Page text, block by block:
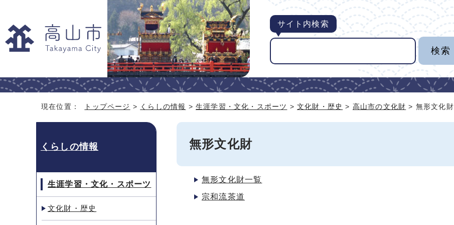
サイト内検索
現在位置： トップページ > くらしの情報 >生涯学習・文化・スポーツ >文化財・歴史 > 高山市の文化財 > 無形文化財
無形文化財
無形文化財一覧
宗和流茶道
くらしの情報
生涯学習・文化・スポーツ
文化財・歴史